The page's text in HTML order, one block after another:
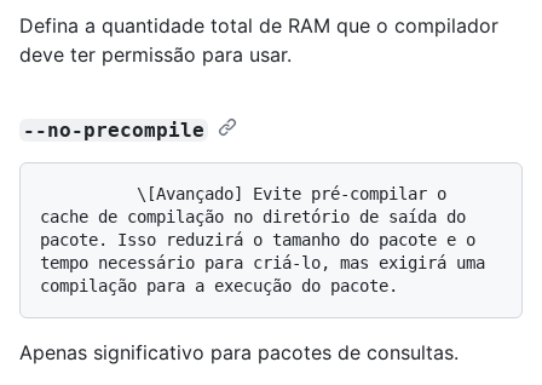
Defina a quantidade total de RAM que o compilador
deve ter permissão para usar.
--no-precompile
cache de compilação no diretório de saída do
pacote. Isso reduzirá o tamanho do pacote e o
tempo necessário para criá-lo, mas exigirá uma
Apenas significativo para pacotes de consultas.